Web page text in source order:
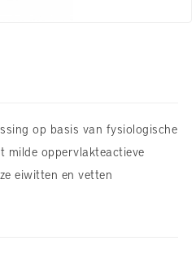
op basis van fysiologische
milde oppervlakteactieve
eiwitten en vetten